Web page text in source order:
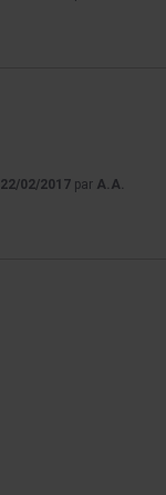
22/02/2017 par A.A.